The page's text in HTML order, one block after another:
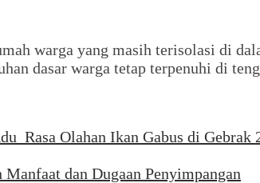
warga yang masih terisolasi di
dasar warga tetap terpenuhi di
Rasa Olahan Ikan Gabus di Gebrak
dan Dugaan Penyimpangan